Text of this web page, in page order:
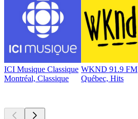
ICI Musique Classique
Montréal, Classique
WKND 91.9 FM
Québec, Hits